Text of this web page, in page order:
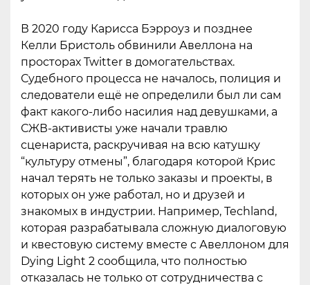
В 2020 году Карисса Бэрроуз и позднее
Келли Бристоль обвинили Авеллона на
просторах Twitter в домогательствах.
Судебного процесса не началось, полиция и
следователи ещё не определили был ли сам
факт какого-либо насилия над девушками, а
СЖВ-активисты уже начали травлю
сценариста, раскручивая на всю катушку
“культуру отмены”, благодаря которой Крис
начал терять не только заказы и проекты, в
которых он уже работал, но и друзей и
знакомых в индустрии. Например, Techland,
которая разрабатывала сложную диалоговую
и квестовую систему вместе с Авеллоном для
Dying Light 2 сообщила, что полностью
отказалась не только от сотрудничества с